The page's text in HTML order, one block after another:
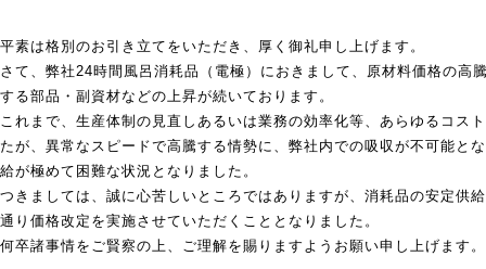
平素は格別のお引き立てをいただき、厚く御礼申し上げます。
さて、弊社24時間風呂消耗品（電極）におきまして、原材料価格の高
する部品・副資材などの上昇が続いております。
これまで、生産体制の見直しあるいは業務の効率化等、あらゆるコス
たが、異常なスピードで高騰する情勢に、弊社内での吸収が不可能と
給が極めて困難な状況となりました。
つきましては、誠に心苦しいところではありますが、消耗品の安定供
通り価格改定を実施させていただくこととなりました。
何卒諸事情をご賢察の上、ご理解を賜りますようお願い申し上げます。